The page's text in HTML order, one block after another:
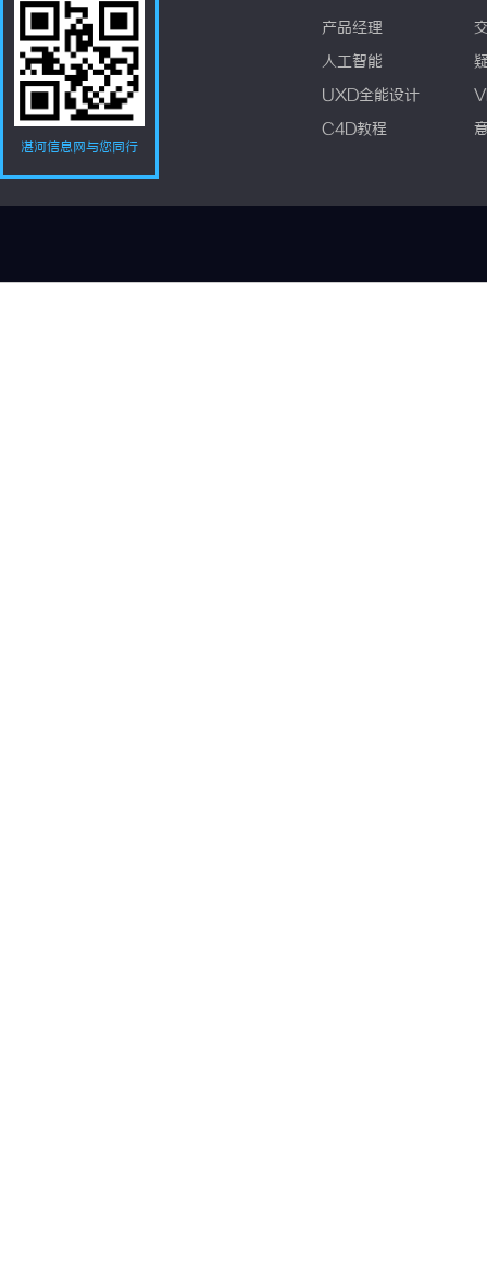
湛河信息网与您同行
产品经理
人工智能
UXD全能设计
C4D教程